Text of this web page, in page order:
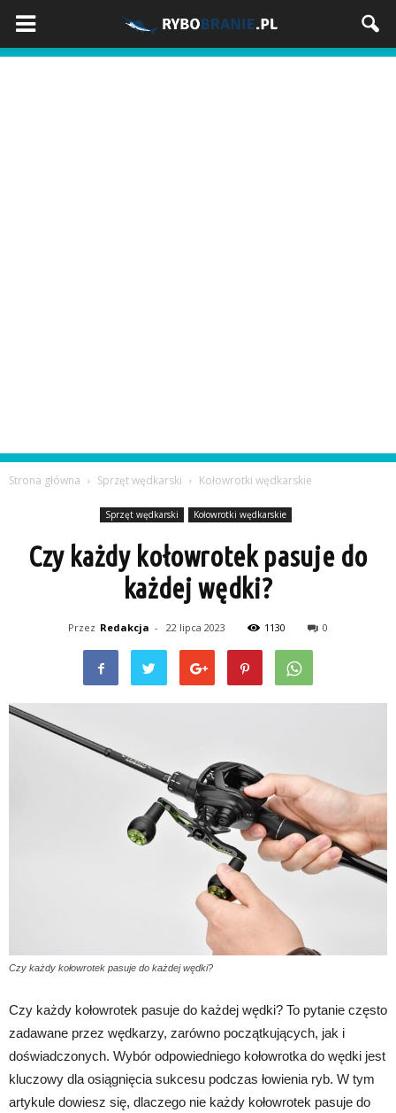
Strona główna Sprzęt wędkarski Kołowrotki wędkarskie
Sprzęt wędkarski Kołowrotki wędkarskie
Czy każdy kołowrotek pasuje do
każdej wędki?
Przez Redakcja - 22 lipca 2023 1130 0
Czy każdy kołowrotek pasuje do każdej wędki?
Czy każdy kołowrotek pasuje do każdej wędki? To pytanie często
zadawane przez wędkarzy, zarówno początkujących, jak i
doświadczonych. Wybór odpowiedniego kołowrotka do wędki jest
kluczowy dla osiągnięcia sukcesu podczas łowienia ryb. W tym
artykule dowiesz się, dlaczego nie każdy kołowrotek pasuje do